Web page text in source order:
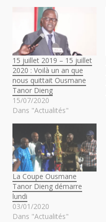
15 juillet 2019 – 15 juillet
2020 : Voilà un an que
nous quittait Ousmane
Tanor Dieng
15/07/2020
Dans "Actualités"
La Coupe Ousmane
Tanor Dieng démarre
lundi
03/01/2020
Dans "Actualités"